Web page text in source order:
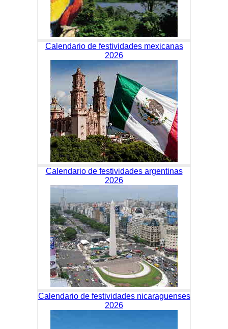
Calendario de festividades mexicanas
2026
Calendario de festividades argentinas
2026
Calendario de festividades nicaraguenses
2026